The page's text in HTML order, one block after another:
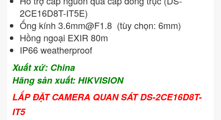
2CE16D8T-IT5E)
Ống kính 3.6mm@F1.8 (tùy chọn: 6mm)
Hồng ngoại EXIR 80m
IP66 weatherproof
Xuất xứ: China
Hãng sản xuất: HIKVISION
LẮP ĐẶT CAMERA QUAN SÁT DS-2CE16D8T-
IT5